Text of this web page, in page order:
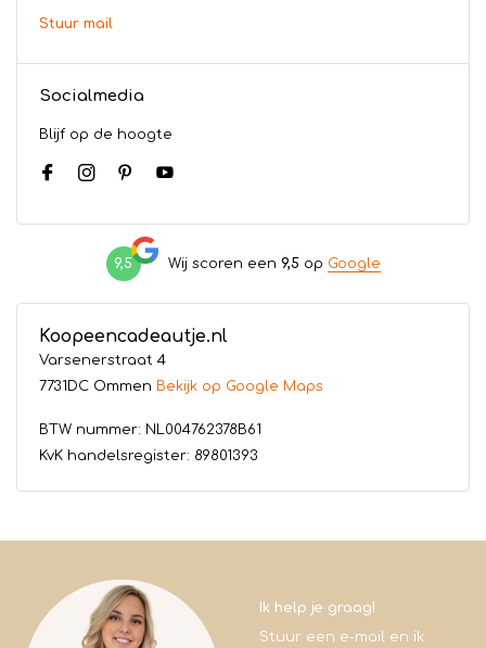
Stuur mail
Socialmedia
Blijf op de hoogte
9,5 Wij scoren een 9,5op Google
Koopeencadeautje.nl
Varsenerstraat 4
7731DC Ommen Bekijk op Google Maps
BTW nummer: NL004762378B61
KvK handelsregister: 89801393
Ik help je graag!
Stuur een e-mail en ik